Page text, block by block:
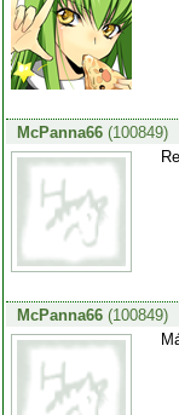
McPanna66(100849)
McPanna66(100849)